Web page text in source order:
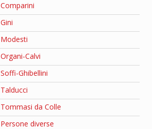
Comparini
Gini
Modesti
Organi-Calvi
Soffi-Ghibellini
Talducci
Tommasi da Colle
Persone diverse